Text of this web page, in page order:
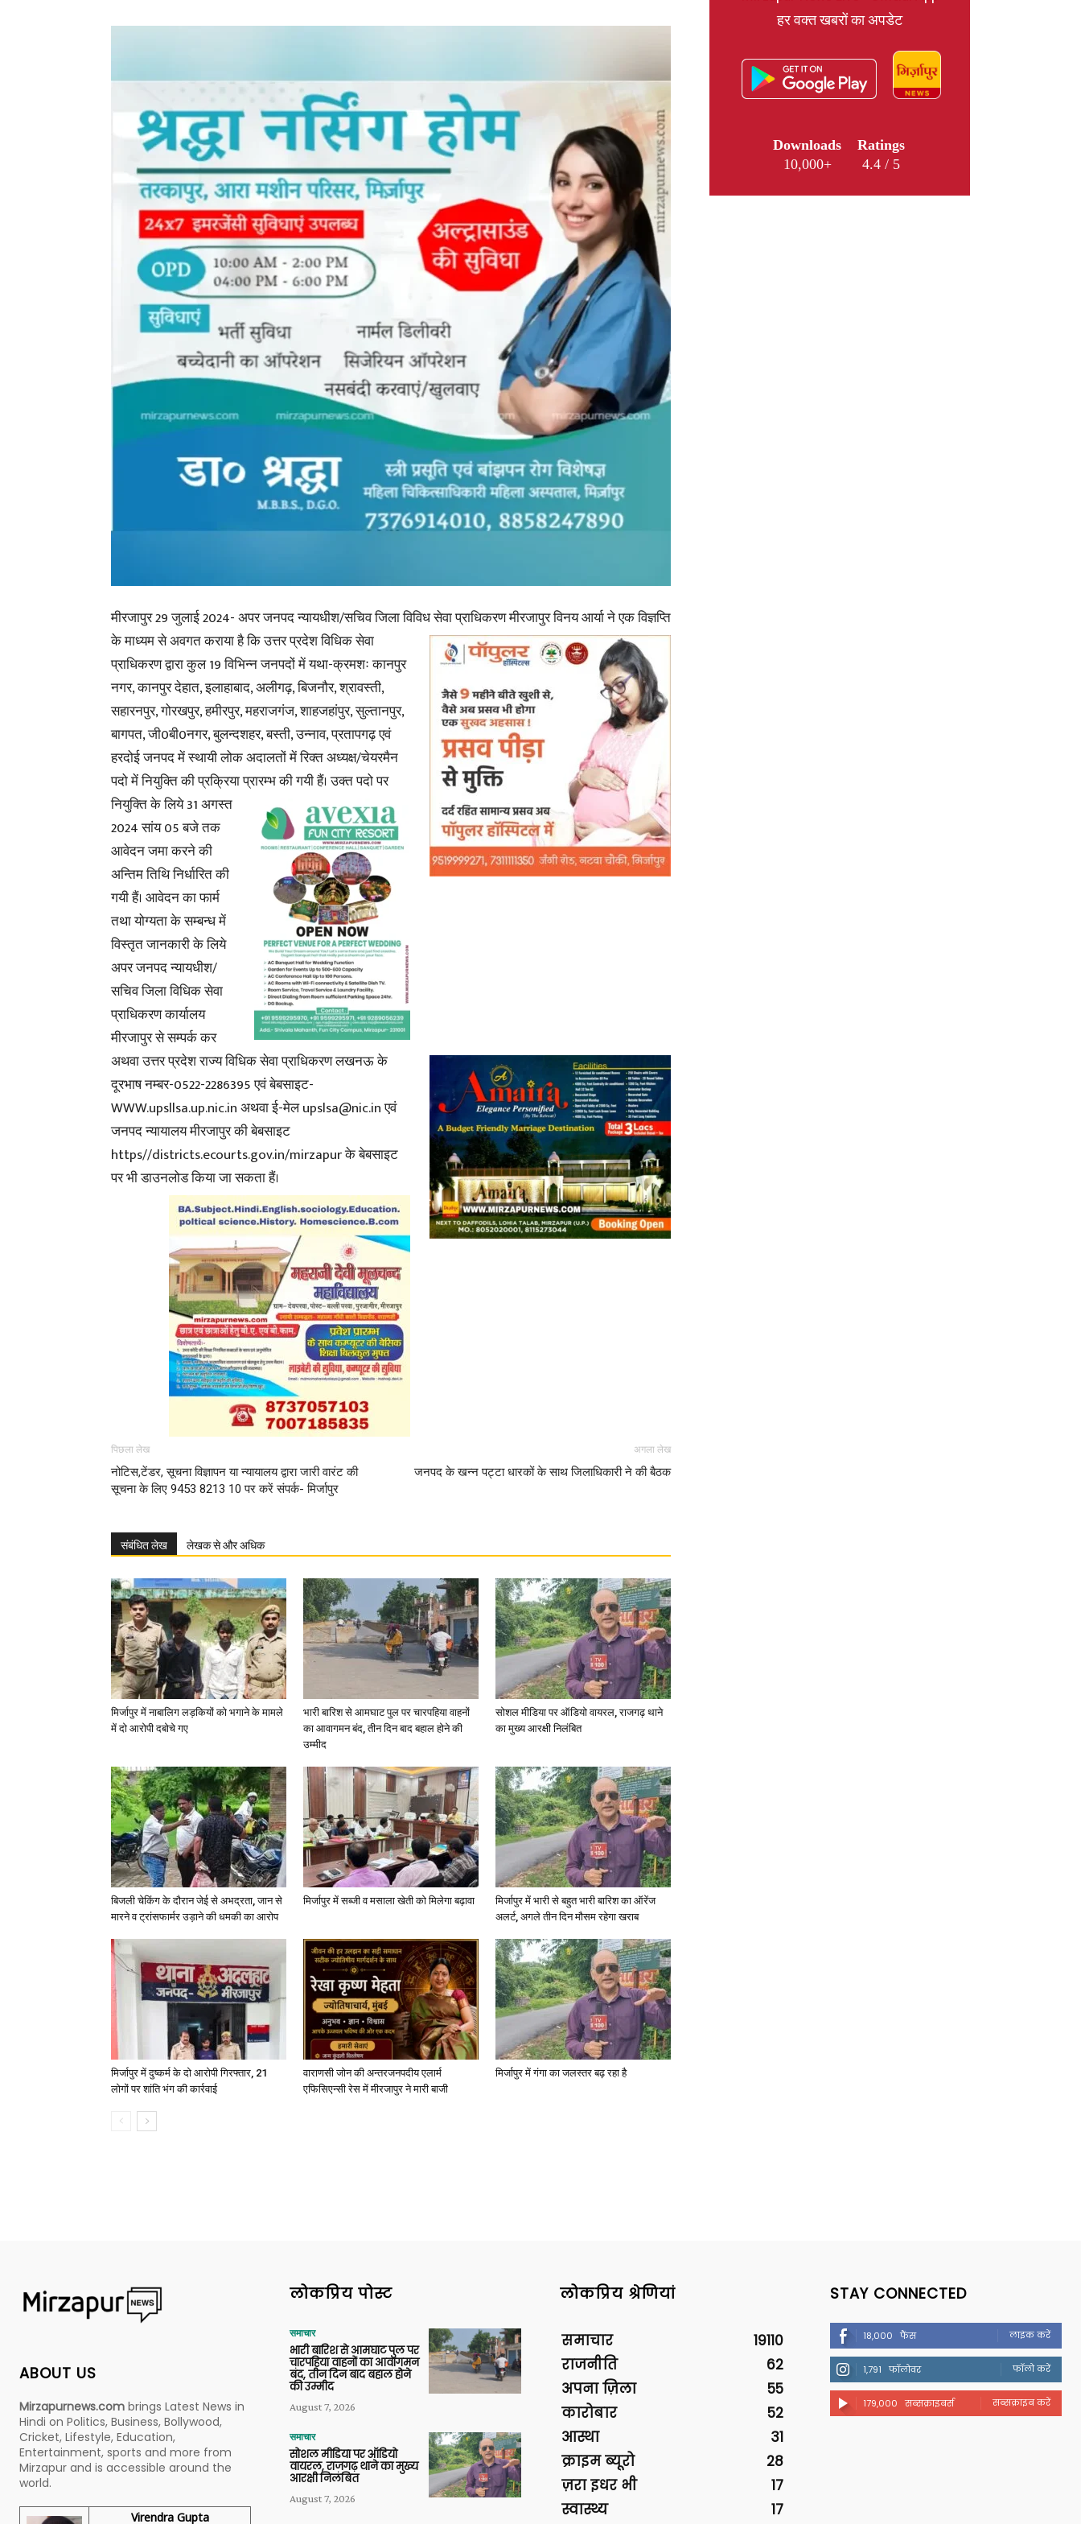
Latest
News
Hindi,
Today
News
मीरजापुर 29 जुलाई 2024- अपर जनपद न्यायधीश/सचिव जिला विविध सेवा प्राधिकरण मीरजापुर विनय आर्या ने एक विज्ञप्ति
के माध्यम से अवगत कराया है कि उत्तर प्रदेश विधिक सेवा
प्राधिकरण द्वारा कुल 19 विभिन्न जनपदों में यथा-क्रमशः कानपुर
नगर, कानपुर देहात, इलाहाबाद, अलीगढ़, बिजनौर, श्रावस्ती,
सहारनपुर, गोरखपुर, हमीरपुर, महराजगंज, शाहजहांपुर, सुल्तानपुर,
बागपत, जी0बी0नगर, बुलन्दशहर, बस्ती, उन्नाव, प्रतापगढ़ एवं
हरदोई जनपद में स्थायी लोक अदालतों में रिक्त अध्यक्ष/चेयरमैन
पदो में नियुक्ति की प्रक्रियाप्रारम्भ की गयी हैं। उक्त पदो पर
नियुक्ति के लिये 31 अगस्त
2024 सांय 05 बजे तक
आवेदन जमा करने की
अन्तिम तिथि निर्धारित की
गयी हैं। आवेदन का फार्म
तथा योग्यता के सम्बन्ध में
विस्तृत जानकारी के लिये
अपर जनपद न्यायधीश/
सचिव जिला विधिक सेवा
प्राधिकरण कार्यालय
मीरजापुर से सम्पर्क कर
अथवा उत्तर प्रदेश राज्य विधिक सेवाप्राधिकरण लखनऊ के
दूरभाष नम्बर-0522-2286395 एवं बेबसाइट-
WWW.upsllsa.up.nic.in अथवा ई-मेल upslsa@nic.in एवं
जनपद न्यायालय मीरजापुर की बेबसाइट
https//districts.ecourts.gov.in/mirzapur के बेबसाइट
पर भी डाउनलोड किया जा सकता हैं।
पिछला लेख
नोटिस,टेंडर, सूचना विज्ञापन या न्यायालय द्वारा जारी वारंट की
सूचना के लिए 9453 8213 10 पर करें संपर्क- मिर्जापुर
अगला लेख
जनपद के खन्न पट्टा धारकों के साथ जिलाधिकारी ने की बैठक
संबंधित लेख लेखक से और अधिक
मिर्जापुर में नाबालिग लड़कियों को भगाने के मामले
में दो आरोपी दबोचे गए
भारी बारिश से आमघाट पुल पर चारपहिया वाहनों
का आवागमन बंद, तीन दिन बाद बहाल होने की
उम्मीद
सोशल मीडिया पर ऑडियो वायरल, राजगढ़ थाने
का मुख्य आरक्षी निलंबित
बिजली चेकिंग के दौरान जेई से अभद्रता, जान से
मारने व ट्रांसफार्मर उड़ाने की धमकी का आरोप
मिर्जापुर में सब्जी व मसाला खेती को मिलेगा बढ़ावा
मिर्जापुर में भारी से बहुत भारी बारिश का ऑरेंज
अलर्ट, अगले तीन दिन मौसम रहेगा खराब
मिर्जापुर में दुष्कर्म के दो आरोपी गिरफ्तार, 21
लोगों पर शांति भंग की कार्रवाई
वाराणसी जोन की अन्तरजनपदीय एलार्म
एफिसिएन्सी रेस में मीरजापुर ने मारी बाजी
मिर्जापुर में गंगा का जलस्तर बढ़ रहा है
हर वक्त खबरों का अपडेट
Downloads
10,000+
Ratings
4.4 / 5
ABOUT US
Mirzapurnews.com brings Latest News in
Hindi on Politics, Business, Bollywood,
Cricket, Lifestyle, Education,
Entertainment, sports and more from
Mirzapur and is accessible around the
world.
Virendra Gupta
लोकप्रिय पोस्ट
समाचार
भारी बारिश से आमघाट पुल पर
चारपहिया वाहनों का आवागमन
बंद, तीन दिन बाद बहाल होने
की उम्मीद
August 7, 2026
समाचार
सोशल मीडिया पर ऑडियो
वायरल, राजगढ़ थाने का मुख्य
आरक्षी निलंबित
August 7, 2026
लोकप्रिय श्रेणियां
समाचार
19110
राजनीति
62
अपना ज़िला
55
कारोबार
52
आस्था
31
क्राइम ब्यूरो
28
ज़रा इधर भी
17
स्वास्थ्य
17
STAY CONNECTED
18,000 फैंस लाइक करें
1,791 फॉलोवर फॉलो करें
179,000 सब्सक्राइबर्स सब्सक्राइब करें